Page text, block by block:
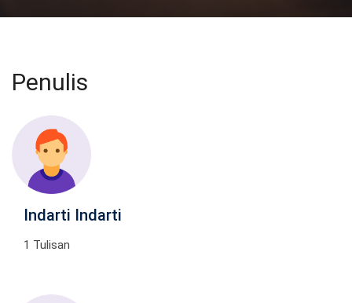
Penulis
Indarti Indarti
1 Tulisan